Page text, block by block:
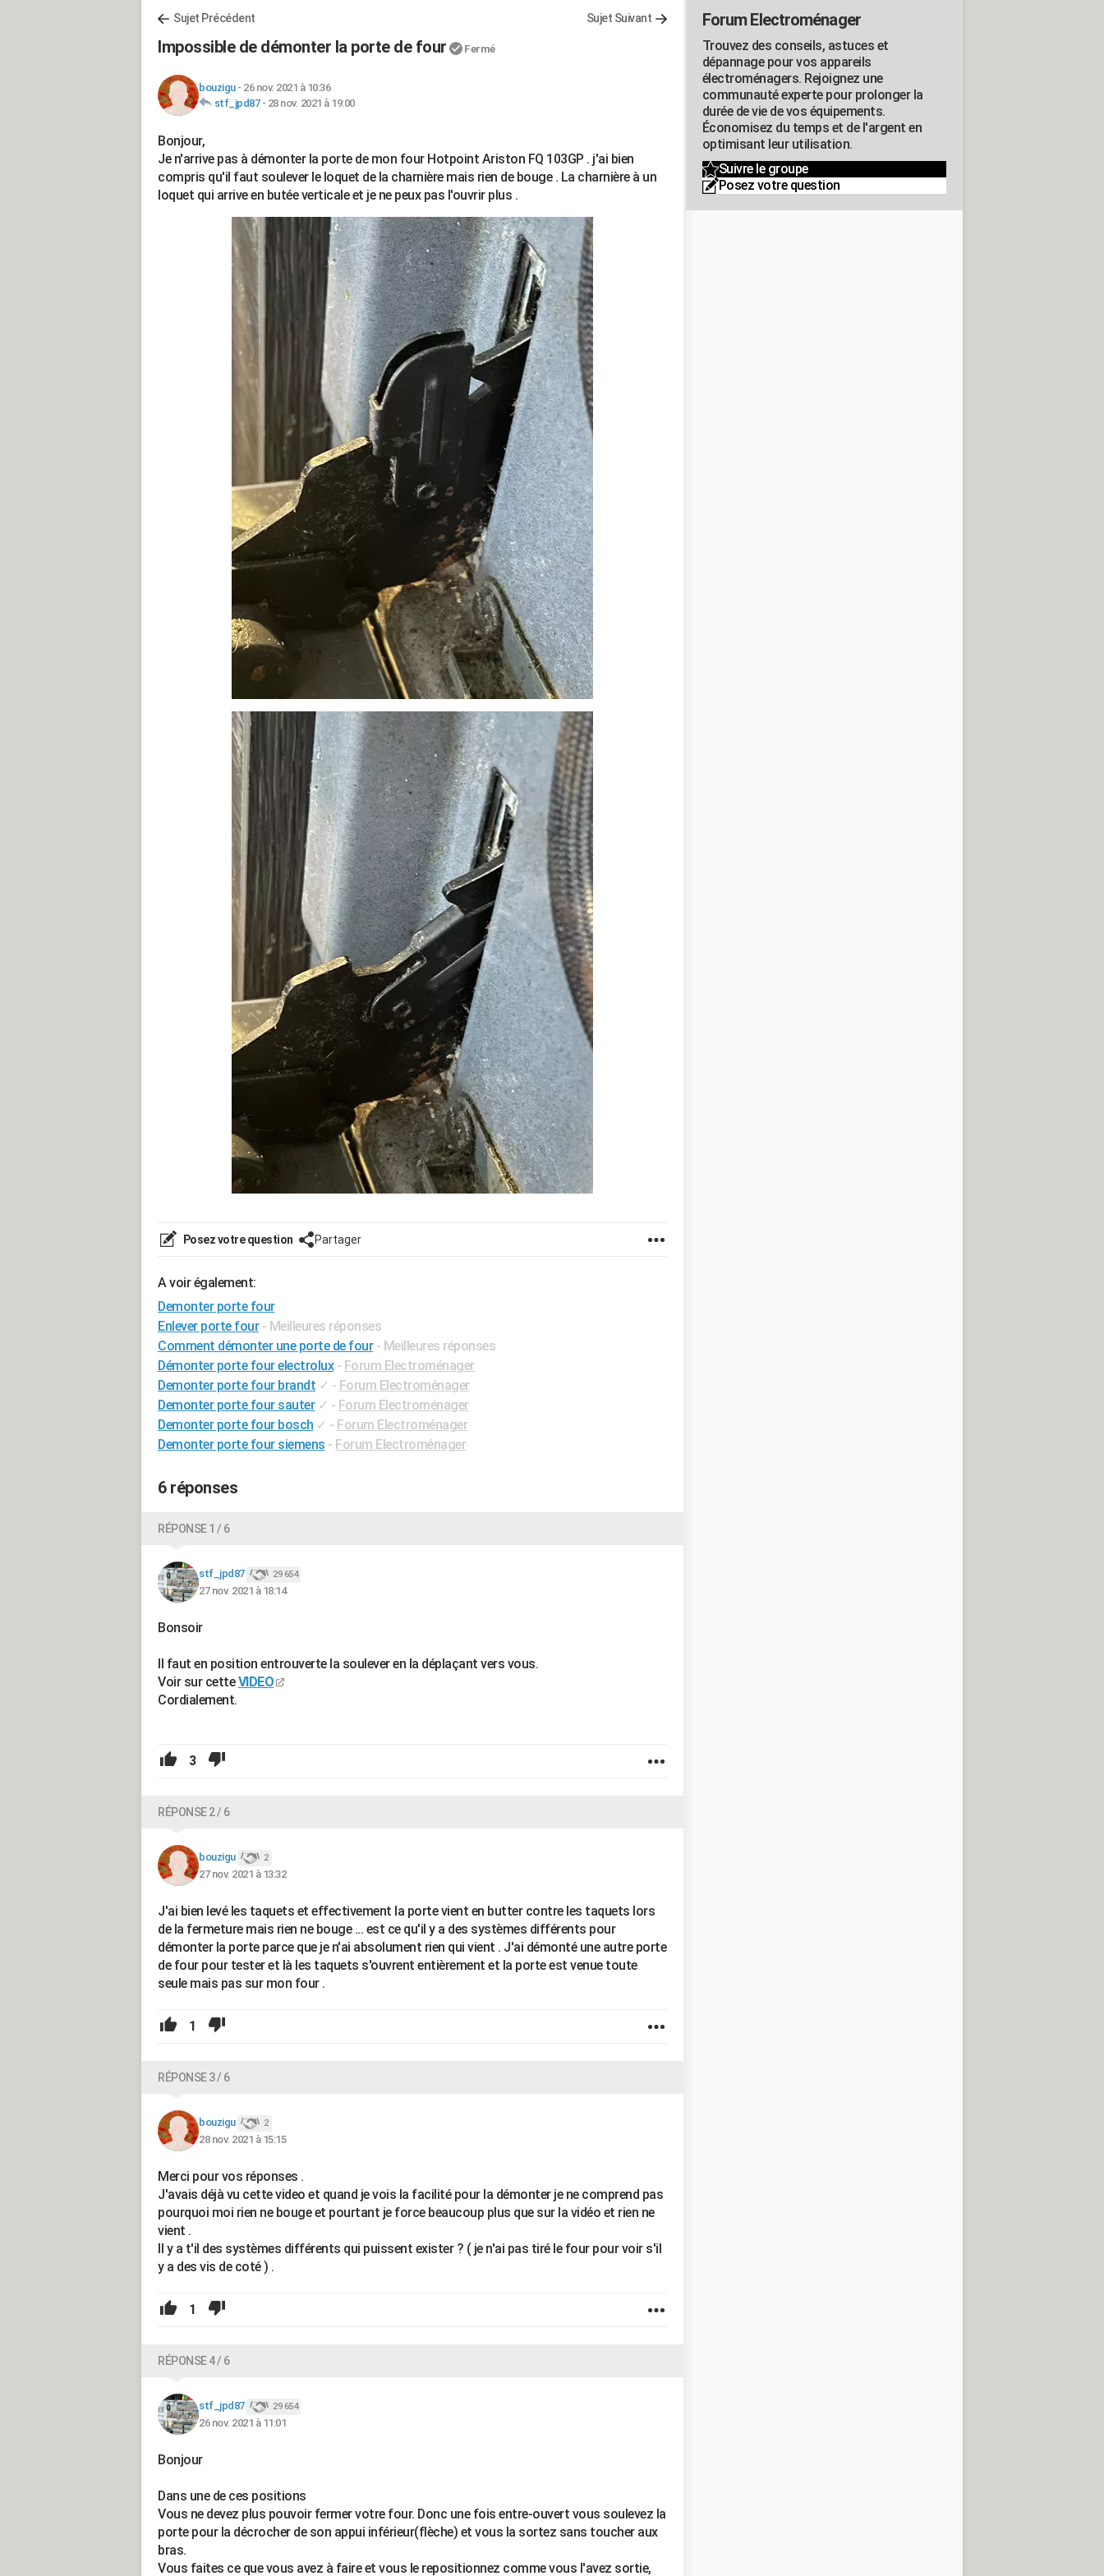
Sujet Précédent Sujet Suivant
Impossible de démonter la porte de four Fermé
bouzigu- 26 nov. 2021 à 10:36
stf_jpd87- 28 nov. 2021 à 19:00
Bonjour,
Je n'arrive pas à démonter la porte de mon four Hotpoint Ariston FQ 103GP . j'ai bien
compris qu'il faut soulever le loquet de la charnière mais rien de bouge . La charnière à un
loquet qui arrive en butée verticale et je ne peux pas l'ouvrir plus .
Posez votre question Partager
A voir également:
Demonter porte four
Enlever porte four - Meilleures réponses
Comment démonter une porte de four - Meilleures réponses
Démonter porte four electrolux - Forum Electroménager
Demonter porte four brandt ✓ - Forum Electroménager
Demonter porte four sauter ✓ - Forum Electroménager
Demonter porte four bosch ✓ - Forum Electroménager
Demonter porte four siemens - Forum Electroménager
6 réponses
RÉPONSE 1 / 6
stf_jpd87 29 654
27 nov. 2021 à 18:14
Bonsoir
Il faut en position entrouverte la soulever en la déplaçant vers vous.
Voir sur cetteVIDEO
Cordialement.
3
RÉPONSE 2 / 6
bouzigu 2
27 nov. 2021 à 13:32
J'ai bien levé les taquets et effectivement la porte vient en butter contre les taquets lors
de la fermeture mais rien ne bouge ... est ce qu'il y a des systèmes différents pour
démonter la porte parce que je n'ai absolument rien qui vient . J'ai démonté une autre porte
de four pour tester et là les taquets s'ouvrent entièrement et la porte est venue toute
seule mais pas sur mon four .
1
RÉPONSE 3 / 6
bouzigu 2
28 nov. 2021 à 15:15
Merci pour vos réponses .
J'avais déjà vu cette video et quand je vois la facilité pour la démonter je ne comprend pas
pourquoi moi rien ne bouge et pourtant je force beaucoup plus que sur la vidéo et rien ne
vient .
Il y a t'il des systèmes différents qui puissent exister ? ( je n'ai pas tiré le four pour voir s'il
y a des vis de coté ) .
1
RÉPONSE 4 / 6
stf_jpd87 29 654
26 nov. 2021 à 11:01
Bonjour
Dans une de ces positions
Vous ne devez plus pouvoir fermer votre four. Donc une fois entre-ouvert vous soulevez la
porte pour la décrocher de son appui inférieur(flèche) et vous la sortez sans toucher aux
bras.
Vous faites ce que vous avez à faire et vous le repositionnez comme vous l'avez sortie,
Forum Electroménager
Trouvez des conseils, astuces et
dépannage pour vos appareils
électroménagers. Rejoignez une
communauté experte pour prolonger la
durée de vie de vos équipements.
Économisez du temps et de l'argent en
optimisant leur utilisation.
Suivre le groupe
Posez votre question